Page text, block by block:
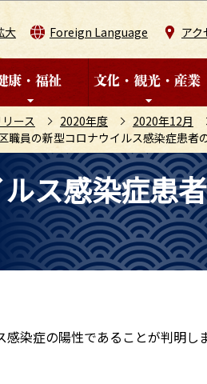
大 Foreign Language アク
ース 2020年度
2020年12月
職員の新型コロナウイルス感染症患者
ス感染症患
染症の陽性であることが判明し